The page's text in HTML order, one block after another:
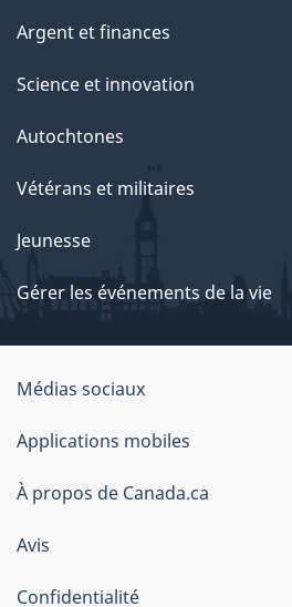
Argent et finances
Science et innovation
Autochtones
Vétérans et militaires
Jeunesse
Gérer les événements de la vie
Organisation
du
gouvernement
du
Canada
Médias sociaux
Applications mobiles
À propos de Canada.ca
Avis
Confidentialité